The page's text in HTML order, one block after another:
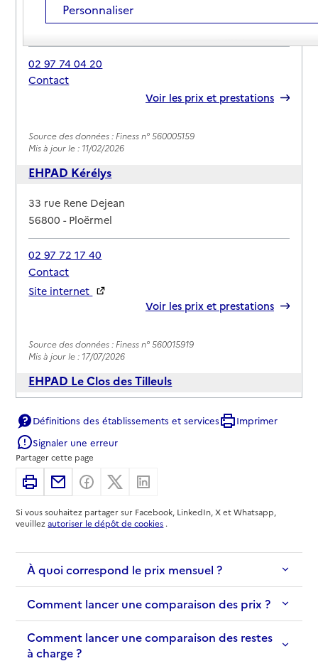
Adresse
1 rue Chateaubriand
56800-Ploërmel
02 97 74 04 20
Contact
Voir les prix et prestations
Source des données : Finess n° 560005159
Mis à jour le : 11/02/2026
EHPAD Kérélys
Adresse
33 rue Rene Dejean
56800-Ploërmel
02 97 72 17 40
Contact
Site internet
Voir les prix et prestations
Source des données : Finess n° 560015919
Mis à jour le : 17/07/2026
EHPAD Le Clos des Tilleuls
56800-Ploërmel
02 97 73 26 34
Contact
Site internet
Rapport HAS
Voir les prix et prestations
Source des données : Finess n° 560006678
Mis à jour le : 01/12/2025
Définitions des établissements et services
Imprimer
Signaler une erreur
Partager cette page
ImprimerPartager par email
Partager sur Facebook
Partager sur X
Si vous souhaitez partager sur Facebook, LinkedIn, X et Whatsapp,
veuillezautoriser le dépôt de cookies .
À quoi correspond le prix mensuel ?
Comment lancer une comparaison des prix ?
Comment lancer une comparaison des restes
à charge ?
Personnaliser